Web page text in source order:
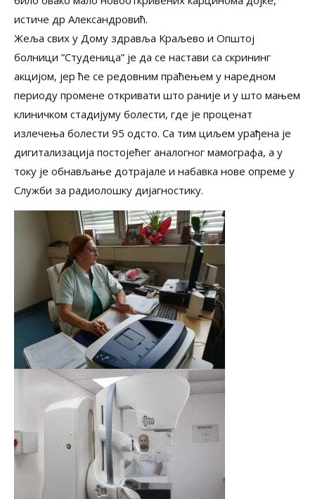
истиче др Александровић.
Жеља свих у Дому здравља Краљево и Општој
болници ”Студеница” је да се настави са скрининг
акцијом, јер ће се редовним праћењем у наредном
периоду промене откривати што раније и у што мањем
клиничком стадијуму болести, где је проценат
излечења болести 95 одсто. Са тим циљем урађена је
дигитализација постојећег аналогног мамографа, а у
току је обнављање дотрајале и набавка нове опреме у
Служби за радиолошку дијагностику.